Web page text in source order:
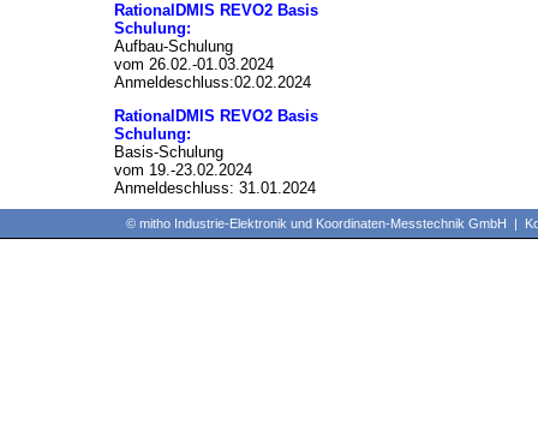
RationalDMIS REVO2 Basis
Schulung:
Aufbau-Schulung
vom 26.02.-01.03.2024
Anmeldeschluss:02.02.2024
RationalDMIS REVO2 Basis
Schulung:
Basis-Schulung
vom 19.-23.02.2024
Anmeldeschluss: 31.01.2024
© mitho Industrie-Elektronik und Koordinaten-Messtechnik GmbH |